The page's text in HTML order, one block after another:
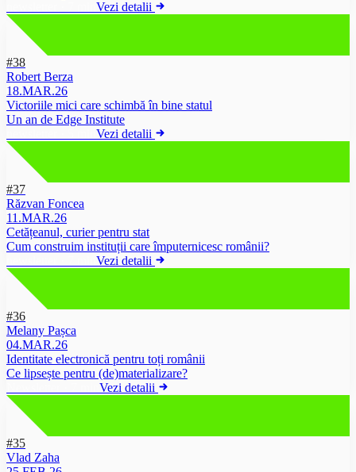
Vezi detalii
#38
Robert Berza
18.MAR.26
Victoriile mici care schimbă în bine statul
Un an de Edge Institute
Vezi detalii
#37
Răzvan Foncea
11.MAR.26
Cetățeanul, curier pentru stat
Cum construim instituții care împuternicesc românii?
Vezi detalii
#36
Melany Pașca
04.MAR.26
Identitate electronică pentru toți românii
Ce lipsește pentru (de)materializare?
Vezi detalii
#35
Vlad Zaha